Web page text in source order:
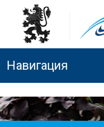
Навигация